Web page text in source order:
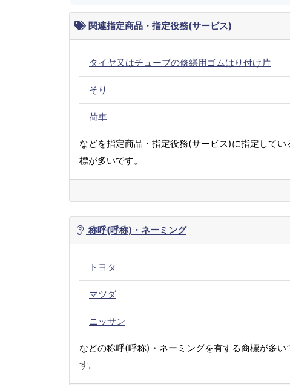
関連指定商品・指定役務(サービス)
タイヤ又はチューブの修繕用ゴムはり付け片
そり
荷車
などを指定商品・指定役務(サービス)に指定してい
標が多いです。
称呼(呼称)・ネーミング
トヨタ
マツダ
ニッサン
などの称呼(呼称)・ネーミングを有する商標が多い
す。